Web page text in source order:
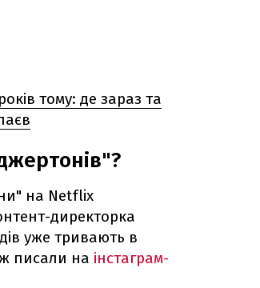
тому: де зараз та
на Netflix
директорка
уже тривають в
писали на інстаграм-